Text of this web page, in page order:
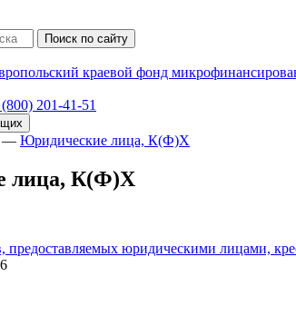
Поиск по сайту
201-41-51
— Юридические лица, К(Ф)Х
лица, К(Ф)Х
предоставляемых юридическими лицами,